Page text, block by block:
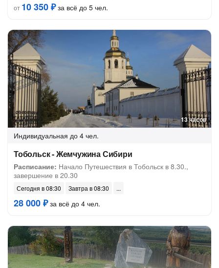
от 10 350 ₽за всё до 5 чел.
13 часов
Индивидуальная до 4 чел.
Тобольск - Жемчужина Сибири
Расписание: Начало Путешествия в Тобольск в 8.30.,
завершение в 20.30
Сегодня в 08:30 Завтра в 08:30
28 000 ₽за всё до 4 чел.